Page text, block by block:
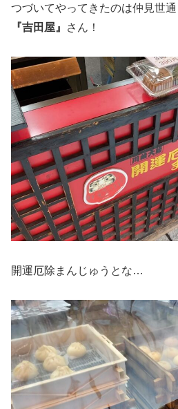
つづいてやってきたのは仲見世
『吉田屋』
さん！
開運厄除まんじゅうとな…